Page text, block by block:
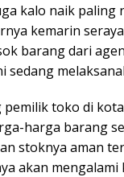
kalo naik paling
kemarin
barang dari
sedang
pemilik toko di
harga barang
stoknya aman
akan mengalami